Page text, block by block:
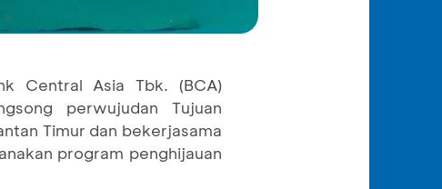
Central Asia Tbk. (BCA)
perwujudan Tujuan
Timur dan bekerjasama
program penghijauan